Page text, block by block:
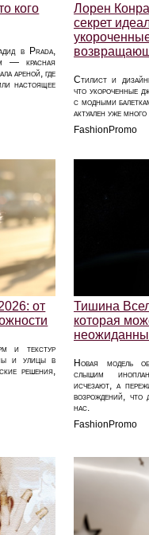
кого
в Prada,
— красная
ареной, где
настоящее
Лорен
секрет
Стилист и
что укороченные
с модными
актуален уже много
FashionPromo
от
и текстур
и улицы в
решения,
Тишина
которая
Новая модель
слышим
исчезают, а
возрождений, что
нас.
FashionPromo